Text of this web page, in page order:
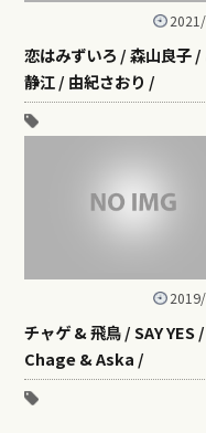
恋はみずいろ / 森山良子 /
静江 / 由紀さおり /
チャゲ & 飛鳥 / SAY YES /
Chage & Aska /